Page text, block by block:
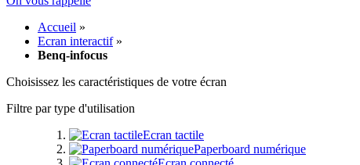
Accueil »
Ecran interactif »
Benq-infocus
Choisissez les caractéristiques de votre écran
Filtre par type d'utilisation
Ecran tactile
Paperboard numérique